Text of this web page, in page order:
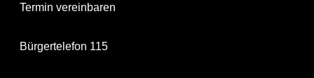
Termin vereinbaren
Bürgertelefon 115